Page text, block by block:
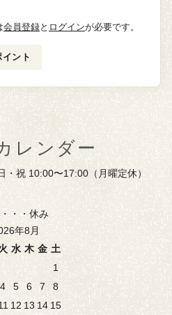
会員登録と ログインが必要です。
ント
レンダー
祝 10:00〜17:00（月曜定休）
・・・休み
年8月
水 木 金 土
1
4 5 6 7
8
12 13 14 15